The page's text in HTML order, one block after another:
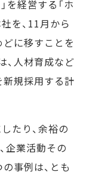
を経営する「ホ
を、11月から
に移すことを
、人材育成など
新規採用する計
たり、余裕の
企業活動その
事例は、とも